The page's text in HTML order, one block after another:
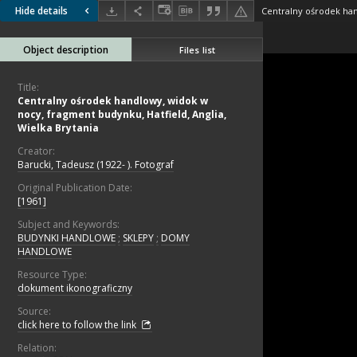
Hide details
Object description Files list
Title:
Centralny ośrodek handlowy, widok w
nocy, fragment budynku, Hatfield, Anglia,
Wielka Brytania
Creator:
Barucki, Tadeusz (1922- ). Fotograf
Original Publication Date:
[1961]
Subject and Keywords:
BUDYNKI HANDLOWE ; SKLEPY ; DOMY
HANDLOWE
Resource Type:
dokument ikonograficzny
Source:
click here to follow the link
Relation: